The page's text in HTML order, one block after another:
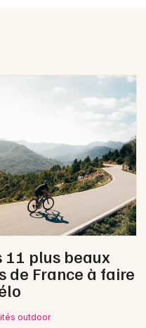
11 plus beaux
de France à faire
outdoor